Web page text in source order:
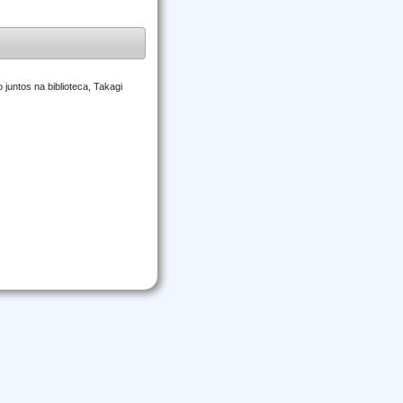
na biblioteca, Takagi